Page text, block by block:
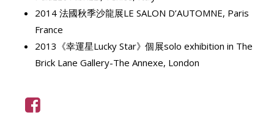
2014 法國秋季沙龍展LE SALON D’AUTOMNE, Paris
France
2013《幸運星Lucky Star》個展solo exhibition in The
Brick Lane Gallery-The Annexe, London